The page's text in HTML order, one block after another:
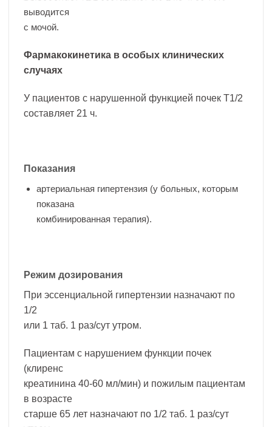
выводится
с мочой.
Фармакокинетика в особых клинических
случаях
У пациентов с нарушенной функцией почек T1/2
составляет 21 ч.
Показания
артериальная гипертензия (у больных, которым
показана
комбинированная терапия).
Режим дозирования
При эссенциальной гипертензии назначают по
1/2
или 1 таб. 1 раз/сут утром.
Пациентам с нарушением функции почек
(клиренс
креатинина 40-60 мл/мин) и пожилым пациентам
в возрасте
старше 65 лет назначают по 1/2 таб. 1 раз/сут